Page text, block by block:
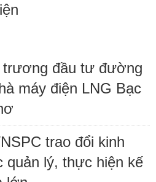
trương đầu tư đường
máy điện LNG Bạc
trao đổi kinh
quản lý, thực hiện kế